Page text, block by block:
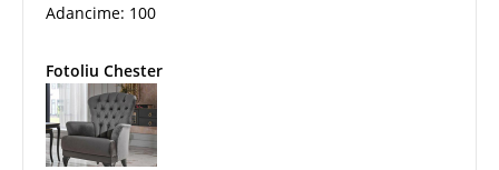
Adancime: 100
Fotoliu Chester